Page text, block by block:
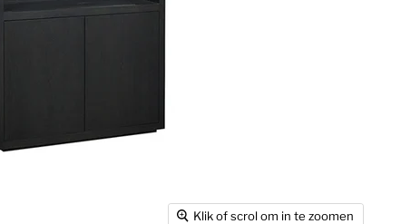
Klik of scrol om in te zoomen